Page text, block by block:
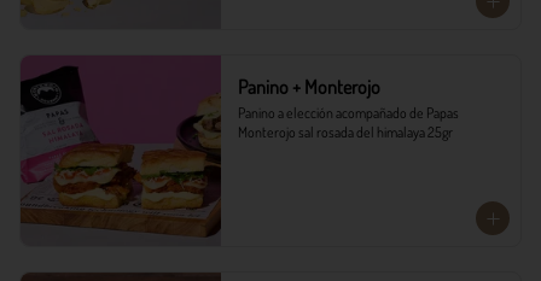
Panino + Monterojo
Panino a elección acompañado de Papas
Monterojo sal rosada del himalaya 25gr